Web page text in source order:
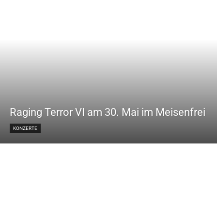
Raging Terror VI am 30. Mai im Meisenfrei
KONZERTE